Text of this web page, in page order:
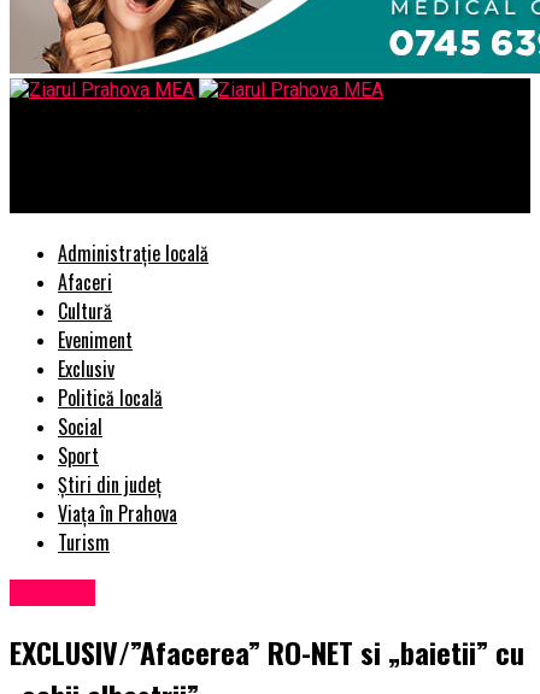
Administrație locală
Afaceri
Cultură
Eveniment
Exclusiv
Politică locală
Social
Sport
Știri din județ
Viața în Prahova
Turism
EXCLUSIV/”Afacerea” RO-NET si „baietii” cu